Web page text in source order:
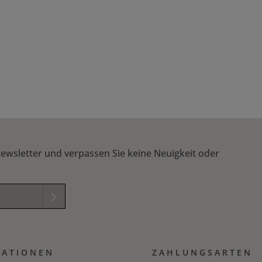
und verpassen Sie keine Neuigkeit oder
gelesen undin das nachfolgende Textfeld ein. *ZAHLUNGSARTEN